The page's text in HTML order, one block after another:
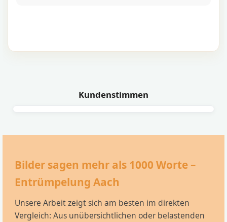
Kundenstimmen
Bilder sagen mehr als 1000 Worte –
Entrümpelung Aach
Unsere Arbeit zeigt sich am besten im direkten
Vergleich: Aus unübersichtlichen oder belastenden